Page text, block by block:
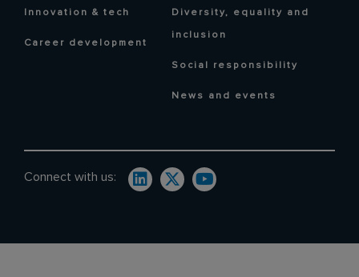
Innovation & tech
Career development
Diversity, equality and
inclusion
Social responsibility
News and events
Connect with us: